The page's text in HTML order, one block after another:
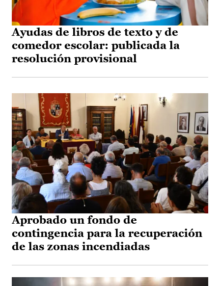
Ayudas de libros de texto y de
comedor escolar: publicada la
resolución provisional
Aprobado un fondo de
contingencia para la recuperación
de las zonas incendiadas